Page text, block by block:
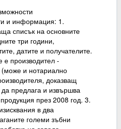
и информация: 1.
списък на основните
три години,
датите и получателите.
е производител -
(може и нотариално
доказващ
да предлага и извършва
през 2008 год. 3.
в два
големи зъбни